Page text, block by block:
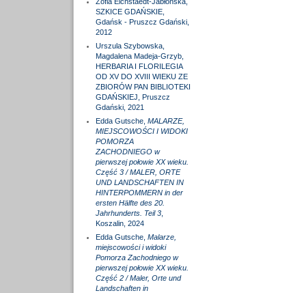
SZKICE GDAŃSKIE,
Gdańsk - Pruszcz Gdański,
2012
Urszula Szybowska,
Magdalena Madeja-Grzyb,
HERBARIA I FLORILEGIA
OD XV DO XVIII WIEKU ZE
ZBIORÓW PAN BIBLIOTEKI
GDAŃSKIEJ, Pruszcz
Gdański, 2021
Edda Gutsche, MALARZE,
MIEJSCOWOŚCI I WIDOKI
POMORZA
ZACHODNIEGO w
pierwszej połowie XX wieku.
Część 3 / MALER, ORTE
UND LANDSCHAFTEN IN
HINTERPOMMERN in der
ersten Hälfte des 20.
Jahrhunderts. Teil 3,
Koszalin, 2024
Edda Gutsche, Malarze,
miejscowości i widoki
Pomorza Zachodniego w
pierwszej połowie XX wieku.
Część 2 / Maler, Orte und
Landschaften in